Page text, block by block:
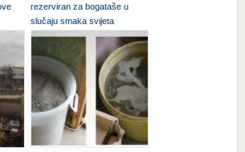
rezerviran za bogataše u
slučaju smaka svijeta